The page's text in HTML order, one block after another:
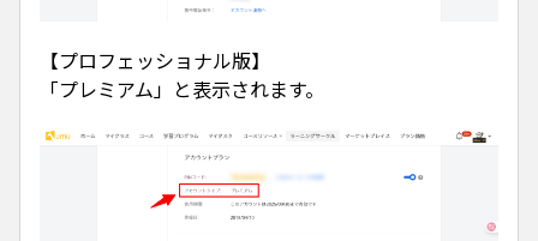
【プロフェッショナル版】
「プレミアム」と表示されます。